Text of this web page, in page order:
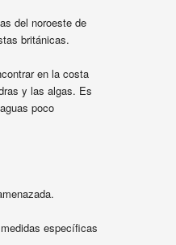
del noroeste de
británicas.
en la costa
y las algas. Es
poco
específicas